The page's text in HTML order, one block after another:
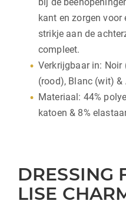
kant en zorgen voor
strikje aan de
compleet.
Verkrijgbaar in: Noir
(rood), Blanc (wit) &
Materiaal: 44%
katoen & 8%
DRESSING
LISE